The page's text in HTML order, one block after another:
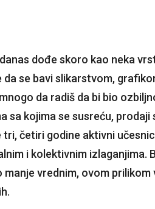
dođe skoro kao neka
se bavi slikarstvom,
da radiš da bi bio
sa kojima se susreću,
tri, četiri godine aktivni
i kolektivnim izlaganjima.
vrednim, ovom